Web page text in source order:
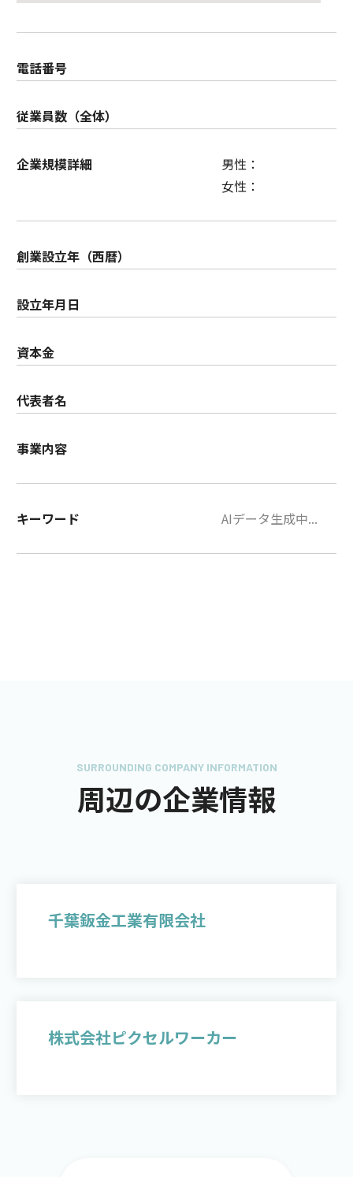
電話番号
従業員数（全体）
企業規模詳細
男性：
女性：
創業設立年（西暦）
設立年月日
資本金
代表者名
事業内容
キーワード AIデータ生成中...
SURROUNDING COMPANY INFORMATION
周辺の企業情報
千葉鈑金工業有限会社
株式会社ピクセルワーカー